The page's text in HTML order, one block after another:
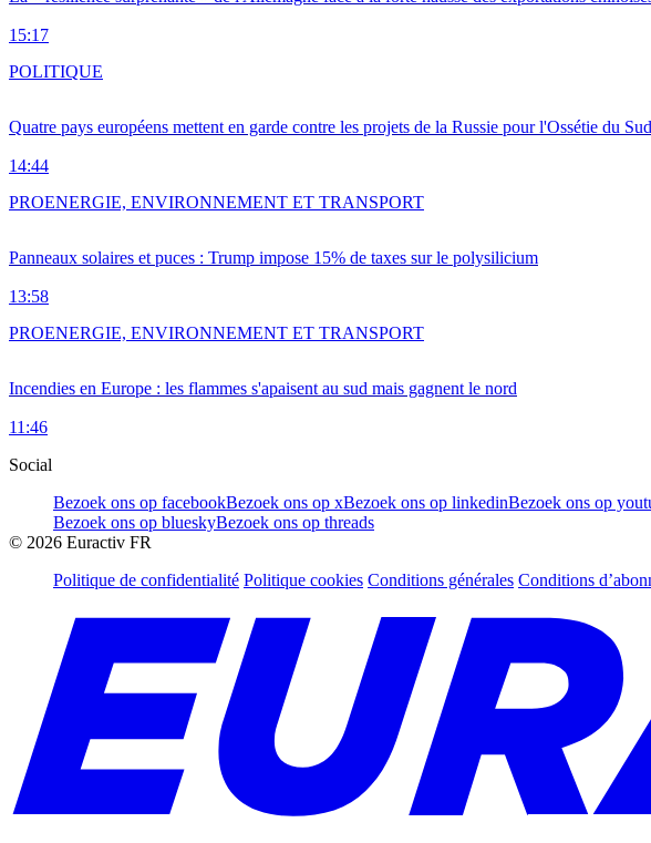
15:17
Quatre pays européens mettent en garde contre les projets de la Russie pour l'Ossétie du Sud
14:44
POLITIQUE
Panneaux solaires et puces : Trump impose 15% de taxes sur le polysilicium
13:58
PROENERGIE, ENVIRONNEMENT ET TRANSPORT
Incendies en Europe : les flammes s'apaisent au sud mais gagnent le nord
11:46
PROENERGIE, ENVIRONNEMENT ET TRANSPORT
Social
Bezoek ons op facebookBezoek ons op xBezoek ons op linkedinBezoek ons op
Bezoek ons op blueskyBezoek ons op threads
© 2026 Euractiv FR
Politique de confidentialité Politique cookies Conditions générales Conditions